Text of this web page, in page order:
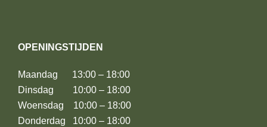
OPENINGSTIJDEN
Maandag 13:00 – 18:00
Dinsdag 10:00 – 18:00
Woensdag 10:00 – 18:00
Donderdag 10:00 – 18:00